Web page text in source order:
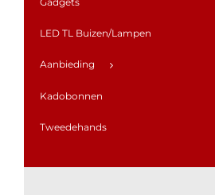
LED TL Buizen/Lampen
Aanbieding
Kadobonnen
Tweedehands